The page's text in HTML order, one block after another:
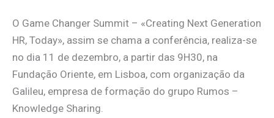
O Game Changer Summit – «Creating Next Generation
HR, Today», assim se chama a conferência, realiza-se
no dia 11 de dezembro, a partir das 9H30, na
Fundação Oriente, em Lisboa, com organização da
Galileu, empresa de formação do grupo Rumos –
Knowledge Sharing.